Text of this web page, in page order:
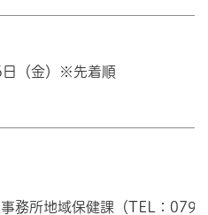
（金）※先着順
事務所地域保健課（TEL：